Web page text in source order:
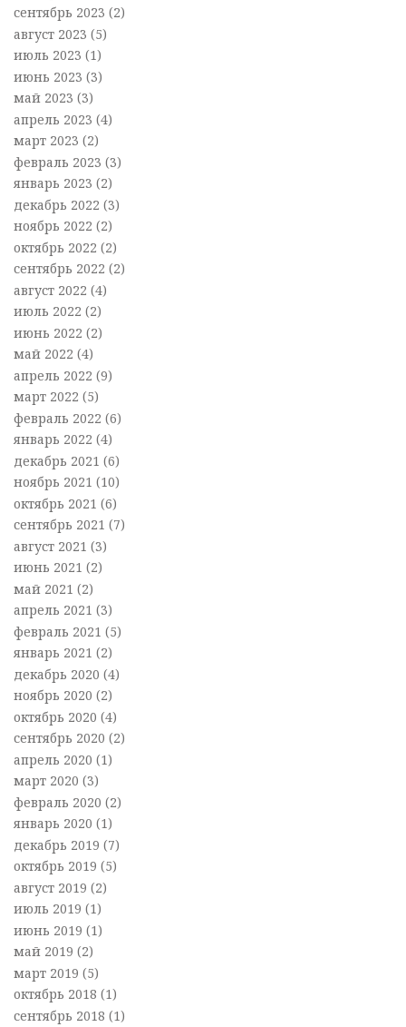
сентябрь 2023 (2)
август 2023 (5)
июль 2023 (1)
июнь 2023 (3)
май 2023 (3)
апрель 2023 (4)
март 2023 (2)
февраль 2023 (3)
январь 2023 (2)
декабрь 2022 (3)
ноябрь 2022 (2)
октябрь 2022 (2)
сентябрь 2022 (2)
август 2022 (4)
июль 2022 (2)
июнь 2022 (2)
май 2022 (4)
апрель 2022 (9)
март 2022 (5)
февраль 2022 (6)
январь 2022 (4)
декабрь 2021 (6)
ноябрь 2021 (10)
октябрь 2021 (6)
сентябрь 2021 (7)
август 2021 (3)
июнь 2021 (2)
май 2021 (2)
апрель 2021 (3)
февраль 2021 (5)
январь 2021 (2)
декабрь 2020 (4)
ноябрь 2020 (2)
октябрь 2020 (4)
сентябрь 2020 (2)
апрель 2020 (1)
март 2020 (3)
февраль 2020 (2)
январь 2020 (1)
декабрь 2019 (7)
октябрь 2019 (5)
август 2019 (2)
июль 2019 (1)
июнь 2019 (1)
май 2019 (2)
март 2019 (5)
октябрь 2018 (1)
сентябрь 2018 (1)